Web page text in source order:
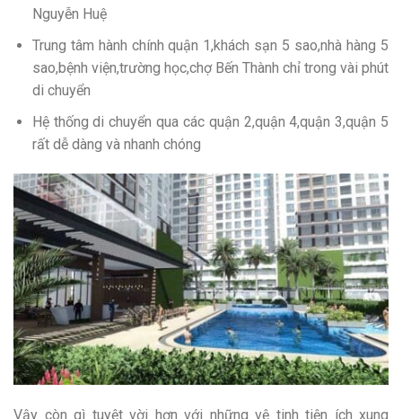
Nguyễn Huệ
Trung tâm hành chính quận 1,khách sạn 5 sao,nhà hàng 5
sao,bệnh viện,trường học,chợ Bến Thành chỉ trong vài phút
di chuyển
Hệ thống di chuyển qua các quận 2,quận 4,quận 3,quận 5
rất dễ dàng và nhanh chóng
Vậy còn gì tuyệt vời hơn với những vệ tinh tiện ích xung